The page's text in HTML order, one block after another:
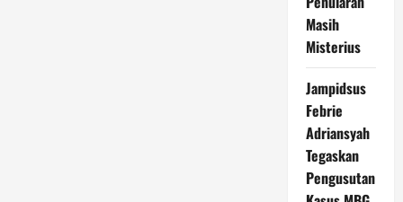
Masih
Misterius
Jampidsus
Febrie
Adriansyah
Tegaskan
Pengusutan